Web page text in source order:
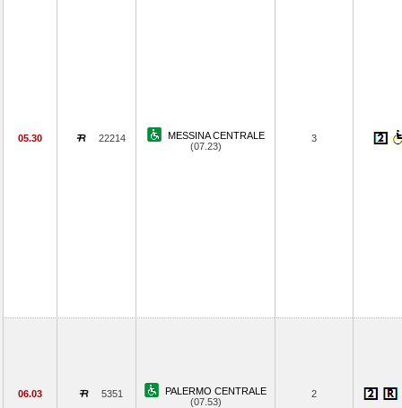
05.30 22214
MESSINA CENTRALE
(07.23)
3
06.03 5351
PALERMO CENTRALE
(07.53)
2